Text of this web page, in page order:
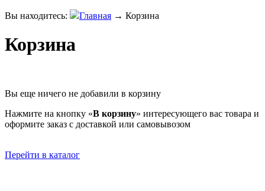
Вы находитесь: Главная → Корзина
Корзина
Вы еще ничего не добавили в корзину
Нажмите на кнопку «В корзину» интересующего вас товара и
оформите заказ с доставкой или самовывозом
Перейти в каталог